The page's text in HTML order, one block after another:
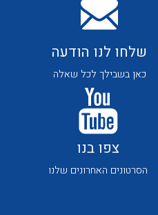
שלחו לנו הודעה
כאן בשבילך לכל שאלה
צפו בנו
הסרטונים האחרונים שלנו